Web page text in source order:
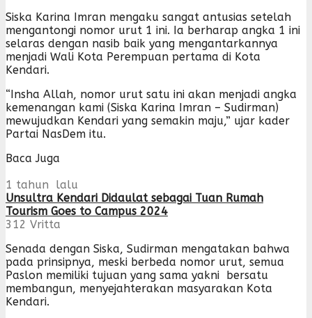
Siska Karina Imran mengaku sangat antusias setelah
mengantongi nomor urut 1 ini. Ia berharap angka 1 ini
selaras dengan nasib baik yang mengantarkannya
menjadi Wali Kota Perempuan pertama di Kota
Kendari.
“Insha Allah, nomor urut satu ini akan menjadi angka
kemenangan kami (Siska Karina Imran – Sudirman)
mewujudkan Kendari yang semakin maju,” ujar kader
Partai NasDem itu.
Baca Juga
1 tahun lalu
Unsultra Kendari Didaulat sebagai Tuan Rumah
Tourism Goes to Campus 2024
312 Vritta
Senada dengan Siska, Sudirman mengatakan bahwa
pada prinsipnya, meski berbeda nomor urut, semua
Paslon memiliki tujuan yang sama yakni bersatu
membangun, menyejahterakan masyarakan Kota
Kendari.